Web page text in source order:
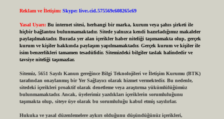
Reklam ve İletişim: Skype: live:.cid.575569c608265c69
Yasal Uyarı: Bu internet sitesi, herhangi bir marka, kurum veya şahıs şirketi ile
hiçbir bağlantısı bulunmamaktadır. Sitede yalnızca kendi hazırladığımız makaleler
paylaşılmaktadır. Burada yer alan içerikler haber niteliği taşımamakta olup, gerçek
kurum ve kişiler hakkında paylaşım yapılmamaktadır. Gerçek kurum ve kişiler ile
isim benzerlikleri tamamen tesadüfidir. Sitemizdeki bilgiler taslak halindedir ve
tavsiye niteliği taşımazlar.
Sitemiz, 5651 Sayılı Kanun gereğince Bilgi Teknolojileri ve İletişim Kurumu (BTK)
tarafından onaylanmış bir Yer Sağlayıcı olarak hizmet vermektedir. Bu nedenle,
sitedeki içerikleri proaktif olarak denetleme veya araştırma yükümlülüğümüz
bulunmamaktadır. Ancak, üyelerimiz yazdıkları içeriklerin sorumluluğunu
taşımakta olup, siteye üye olarak bu sorumluluğu kabul etmiş sayılırlar.
Hukuka ve yasal düzenlemelere aykırı olduğunu düşündüğünüz içerikleri,